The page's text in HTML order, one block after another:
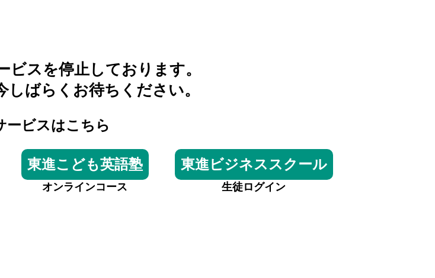
スを停止しております。
ばらくお待ちください。
ービスはこちら
東進こども英語塾
オンラインコース
東進ビジネススクール
生徒ログイン